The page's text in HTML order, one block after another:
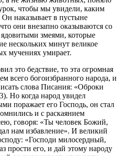
чтобы мы увидели, каким
Он наказывает в пустыне
они внезапно оказываются со
змеями, которые
нескольких минут великое
мучениях умирает.
это бедствие, то эта огромная
всего богоизбранного народа, и
слова Писания: «Оброки
Но когда народ увидел
поражает его Господь, он стал
и с раскаянием
говоря: «Ты человек Божий,
нам избавление». И великий
«Господи милосердный,
прости его, и дай этому народу